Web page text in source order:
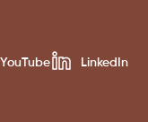
YouTube LinkedIn